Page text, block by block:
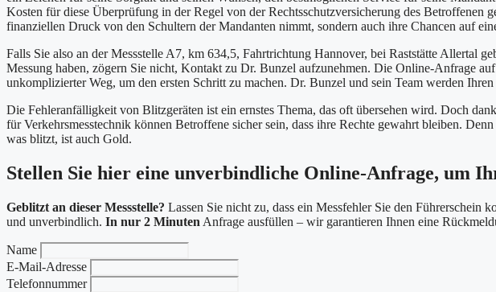
Kosten für diese Überprüfung in der Regel von der Rechtsschutzversicherung des Betroffenen
finanziellen Druck von den Schultern der Mandanten nimmt, sondern auch ihre Chancen auf
Falls Sie also an der Messstelle A7, km 634,5, Fahrtrichtung Hannover, bei Raststätte Allertal
Messung haben, zögern Sie nicht, Kontakt zu Dr. Bunzel aufzunehmen. Die Online-Anfrage
unkomplizierter Weg, um den ersten Schritt zu machen. Dr. Bunzel und sein Team werden
Die Fehleranfälligkeit von Blitzgeräten ist ein ernstes Thema, das oft übersehen wird. Doch
für Verkehrsmesstechnik können Betroffene sicher sein, dass ihre Rechte gewahrt bleiben.
was blitzt, ist auch Gold.
Stellen Sie hier eine unverbindliche Online-Anfrage, um
Geblitzt an dieser Messstelle? Lassen Sie nicht zu, dass ein Messfehler Sie den Führerschein
und unverbindlich. In nur 2 Minuten Anfrage ausfüllen – wir garantieren Ihnen eine
Name
E-Mail-Adresse
Telefonnummer